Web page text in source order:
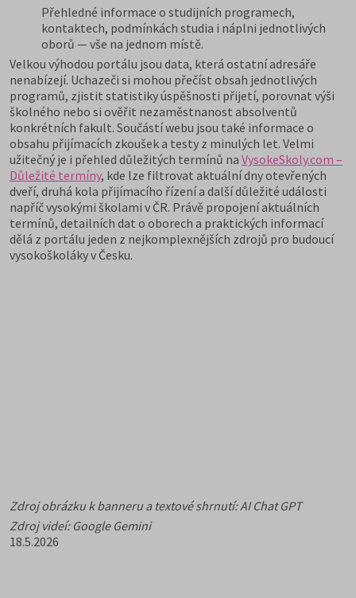
Přehledné informace o studijních programech,
kontaktech, podmínkách studia i náplni jednotlivých
oborů — vše na jednom místě.
Velkou výhodou portálu jsou data, která ostatní adresáře
nenabízejí. Uchazeči si mohou přečíst obsah jednotlivých
programů, zjistit statistiky úspěšnosti přijetí, porovnat výši
školného nebo si ověřit nezaměstnanost absolventů
konkrétních fakult. Součástí webu jsou také informace o
obsahu přijímacích zkoušek a testy z minulých let. Velmi
užitečný je i přehled důležitých termínů na VysokeSkoly.com –
Důležité termíny, kde lze filtrovat aktuální dny otevřených
dveří, druhá kola přijímacího řízení a další důležité události
napříč vysokými školami v ČR. Právě propojení aktuálních
termínů, detailních dat o oborech a praktických informací
dělá z portálu jeden z nejkomplexnějších zdrojů pro budoucí
vysokoškoláky v Česku.
Zdroj obrázku k banneru a textové shrnutí: AI Chat GPT
Zdroj videí: Google Gemini
18.5.2026